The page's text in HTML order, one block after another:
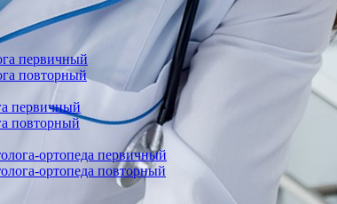
первичный
повторный
первичный
повторный
ортопеда первичный
ортопеда повторный